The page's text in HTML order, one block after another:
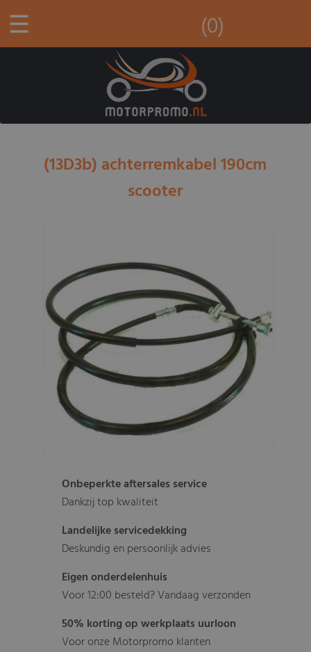
☰ (0)
(13D3b) achterremkabel 190cm
scooter
Onbeperkte aftersales service
Dankzij top kwaliteit
Landelijke servicedekking
Deskundig en persoonlijk advies
Eigen onderdelenhuis
Voor 12:00 besteld? Vandaag verzonden
50% korting op werkplaats uurloon
Voor onze Motorpromo klanten